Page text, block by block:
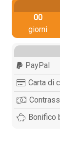
00
giorni
PayPal
Carta di
Bonifico